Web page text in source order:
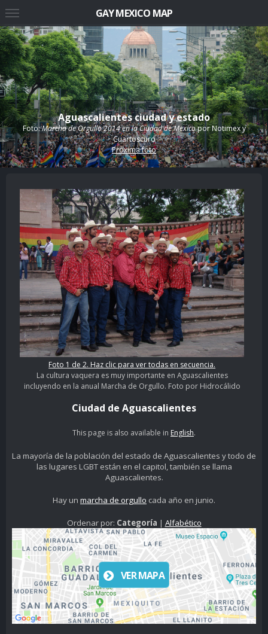
Aguascalientes ciudad y estado
Foto:Marcha de Orgullo 2014 en la Ciudad de MexicoporNotimex y
Cuartoscuro
Próxima foto
Foto 1 de 2. Haz clic para ver todas en secuencia.
La cultura vaquera es muy importante en Aguascalientes
incluyendo en la anual Marcha de Orgullo. Foto por Hidrocálido
Ciudad de Aguascalientes
This page is also available in English.
La mayoría de la población del estado de Aguascalientes y todo de
las lugares LGBT están en el capitol, también se llama
Aguascalientes.
Hay un marcha de orgullo cada año en junio.
Ordenar por: Categoría | Alfabético
VER MAPA
GAY MEXICO MAP